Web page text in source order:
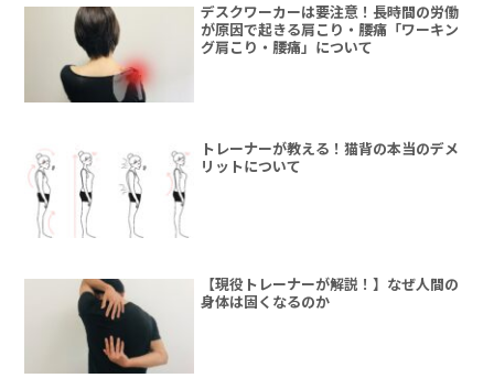
デスクワーカーは要注意！長時間の労働
が原因で起きる肩こり・腰痛「ワーキン
グ肩こり・腰痛」について
トレーナーが教える！猫背の本当のデメ
リットについて
【現役トレーナーが解説！】なぜ人間の
身体は固くなるのか